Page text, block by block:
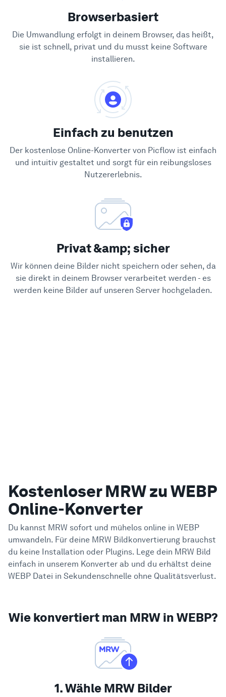
Browserbasiert
Die Umwandlung erfolgt in deinem Browser, das heißt,
sie ist schnell, privat und du musst keine Software
installieren.
Einfach zu benutzen
Der kostenlose Online-Konverter von Picflow ist einfach
und intuitiv gestaltet und sorgt für ein reibungsloses
Nutzererlebnis.
Privat &amp; sicher
Wir können deine Bilder nicht speichern oder sehen, da
sie direkt in deinem Browser verarbeitet werden - es
werden keine Bilder auf unseren Server hochgeladen.
Kostenloser MRW zu WEBP
Online-Konverter
Du kannst MRW sofort und mühelos online in WEBP
umwandeln. Für deine MRW Bildkonvertierung brauchst
du keine Installation oder Plugins. Lege dein MRW Bild
einfach in unserem Konverter ab und du erhältst deine
WEBP Datei in Sekundenschnelle ohne Qualitätsverlust.
Wie konvertiert man MRW in WEBP?
1. Wähle MRW Bilder